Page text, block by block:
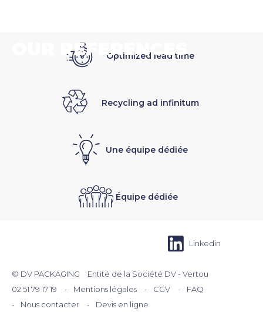
OUR REFERENCES
Optimized lead time
Recycling ad infinitum
Une équipe dédiée
Équipe dédiée
Menu
footer
© DV PACKAGING
Entité de la Société DV - Vertou
02 51 79 17 19
Mentions légales CGV
FAQ
Nous contacter
Devis en ligne
Linkedin